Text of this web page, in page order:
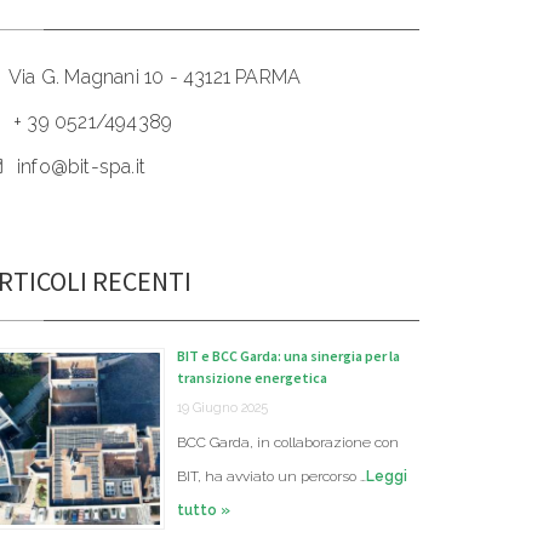
Via G. Magnani 10 - 43121 PARMA
+ 39 0521/494389
info@bit-spa.it
RECENTI
BIT e BCC Garda: una sinergia per la
transizione energetica
19 Giugno 2025
BCC Garda, in collaborazione con
BIT, ha avviato un percorso …Leggi
tutto »